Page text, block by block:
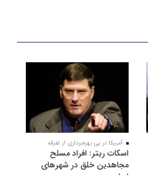
آمریکا در پی بهره‌برداری از تفرقه
اسکات ریتر: افراد مسلح
مجاهدین خلق در شهرهای